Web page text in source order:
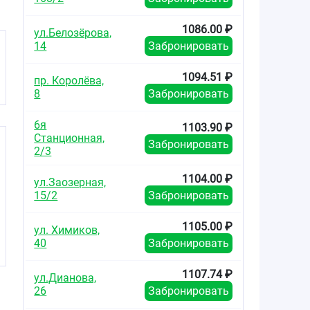
ул.Белозёрова,
14
1086.00 ₽
Забронировать
пр. Королёва,
8
1094.51 ₽
Забронировать
6я
Станционная,
2/3
1103.90 ₽
Забронировать
ул.Заозерная,
15/2
1104.00 ₽
Забронировать
ул. Химиков,
40
1105.00 ₽
Забронировать
ул.Дианова,
26
1107.74 ₽
Забронировать